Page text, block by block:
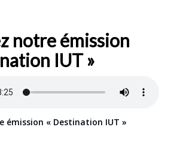
notre émission
IUT »
émission « Destination IUT »